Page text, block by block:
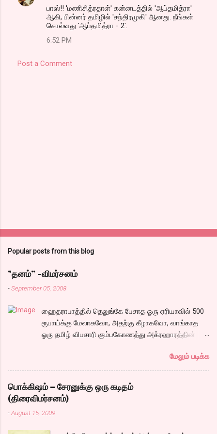
பாஸ்!! 'மணிசித்ரதாள்' கன்னடத்தில் 'ஆப்தமித்ரா'
ஆகி, பின்னர் தமிழில் 'சந்திரமுகி' ஆனது. நீங்கள்
சொல்வது 'ஆப்தமித்ரா - 2'.
6:52 PM
Post a Comment
Popular posts from this blog
"தனம்” -விமர்சனம்
-September 05, 2008
ஹைதராபாத்தில் தெலுங்கே பேசாத ஓரு ஏரியாவில் 500
ரூபாய்க்கு மேலாகவோ, அதற்கு கீழாகவோ, வாங்காத
ஓரு தமிழ் விபசாரி கும்பகோணத்து அக்ரஹாரத்தின்
வாழ்கை எப்படி அமைந்தது? என்ற ஓரு நல்ல லைனை ,
சங்கீதா தன்னுடய இடுப்பை சுழற்றி, சுழற்றி நடப்பதை
போல் சும்மா, சுத்தி, சுத்தி குழப்பி, நம்பமுடியாத
திரைக்கதையால் சொதப்பி,சங்கீதாவை ஏதோ ரஜினியை
போல நினைத்து பில்டப் செய்வதும், அவரும் அதற்கு
ஏற்றார் போல் ரஜினி பாஷா போல க்ளைமாக்ஸில்
மேலும் படிக்க
பொக்கிஷம் – சேரனுக்கு ஒரு கடிதம்
(திரைவிமர்சனம்)
-August 15, 2009